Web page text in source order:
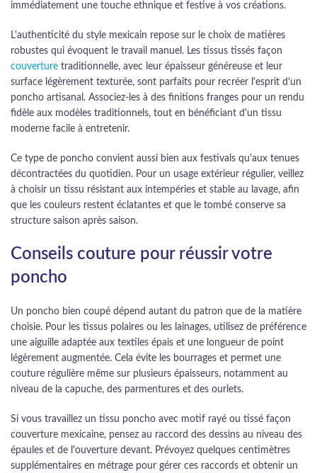
immédiatement une touche ethnique et festive à vos créations.
L'authenticité du style mexicain repose sur le choix de matières
robustes qui évoquent le travail manuel. Les tissus tissés façon
couverture traditionnelle, avec leur épaisseur généreuse et leur
surface légèrement texturée, sont parfaits pour recréer l'esprit d'un
poncho artisanal. Associez-les à des finitions franges pour un rendu
fidèle aux modèles traditionnels, tout en bénéficiant d'un tissu
moderne facile à entretenir.
Ce type de poncho convient aussi bien aux festivals qu'aux tenues
décontractées du quotidien. Pour un usage extérieur régulier, veillez
à choisir un tissu résistant aux intempéries et stable au lavage, afin
que les couleurs restent éclatantes et que le tombé conserve sa
structure saison après saison.
Conseils couture pour réussir votre
poncho
Un poncho bien coupé dépend autant du patron que de la matière
choisie. Pour les tissus polaires ou les lainages, utilisez de préférence
une aiguille adaptée aux textiles épais et une longueur de point
légèrement augmentée. Cela évite les bourrages et permet une
couture régulière même sur plusieurs épaisseurs, notamment au
niveau de la capuche, des parmentures et des ourlets.
Si vous travaillez un tissu poncho avec motif rayé ou tissé façon
couverture mexicaine, pensez au raccord des dessins au niveau des
épaules et de l'ouverture devant. Prévoyez quelques centimètres
supplémentaires en métrage pour gérer ces raccords et obtenir un